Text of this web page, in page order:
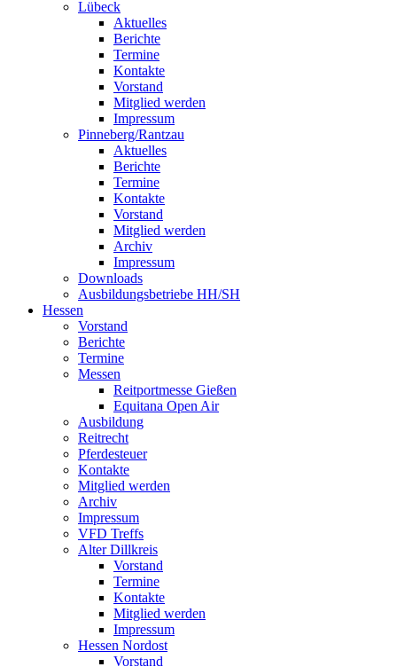
Lübeck
Aktuelles
Berichte
Termine
Kontakte
Vorstand
Mitglied werden
Impressum
Pinneberg/Rantzau
Aktuelles
Berichte
Termine
Kontakte
Vorstand
Mitglied werden
Archiv
Impressum
Downloads
Ausbildungsbetriebe HH/SH
Hessen
Vorstand
Berichte
Termine
Messen
Reitportmesse Gießen
Equitana Open Air
Ausbildung
Reitrecht
Pferdesteuer
Kontakte
Mitglied werden
Archiv
Impressum
VFD Treffs
Alter Dillkreis
Vorstand
Termine
Kontakte
Mitglied werden
Impressum
Hessen Nordost
Vorstand